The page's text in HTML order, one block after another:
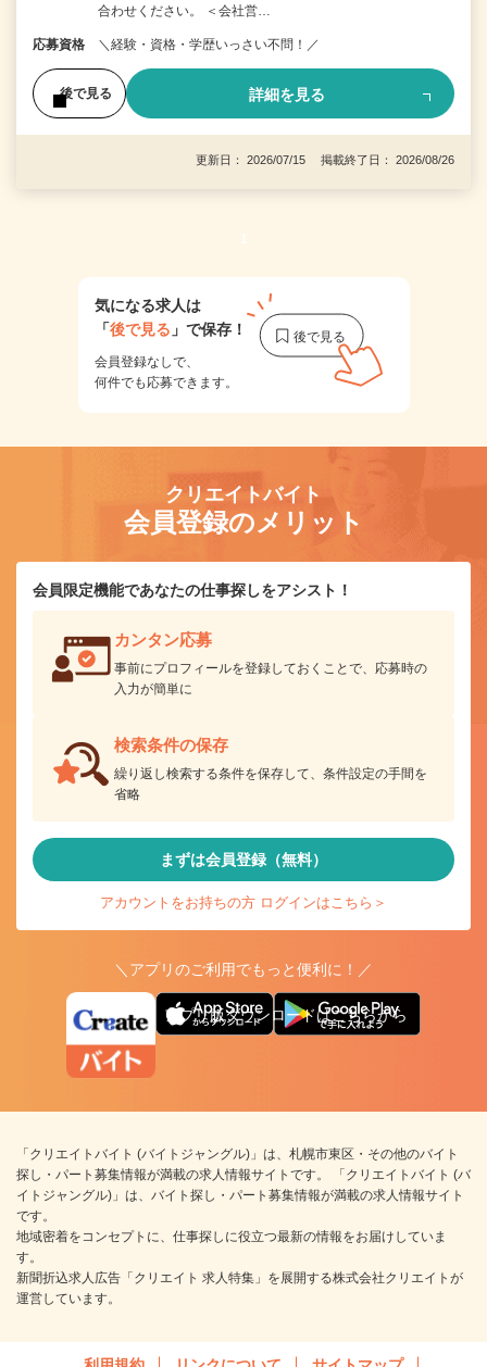
合わせください。 ＜会社営…
応募資格 ＼経験・資格・学歴いっさい不問！／
後で見る 詳細を見る
更新日： 2026/07/15 掲載終了日： 2026/08/26
1
気になる求人は
「後で見る 」で保存！
会員登録なしで、
何件でも応募できます。
クリエイトバイト
会員登録のメリット
会員限定機能であなたの仕事探しをアシスト！
カンタン応募
事前にプロフィールを登録しておくことで、応募時の
入力が簡単に
検索条件の保存
繰り返し検索する条件を保存して、条件設定の手間を
省略
まずは会員登録（無料）
アカウントをお持ちの方 ログインはこちら＞
＼アプリのご利用でもっと便利に！／
アプリ版ダウンロードはこちらから
「クリエイトバイト (バイトジャングル)」は、札幌市東区・その他のバイト
探し・パート募集情報が満載の求人情報サイトです。 「クリエイトバイト (バ
イトジャングル)」は、バイト探し・パート募集情報が満載の求人情報サイト
です。
地域密着をコンセプトに、仕事探しに役立つ最新の情報をお届けしていま
す。
新聞折込求人広告「クリエイト 求人特集」を展開する株式会社クリエイトが
運営しています。